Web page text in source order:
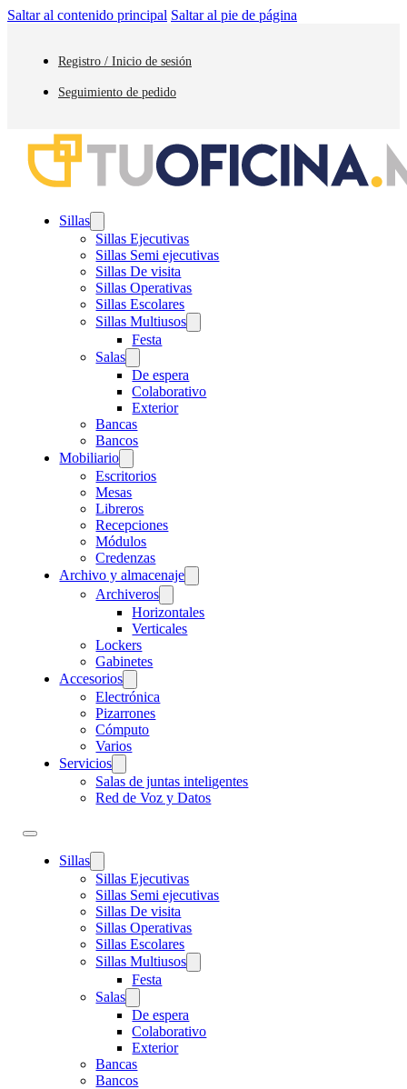
Saltar al contenido principal Saltar al pie de página
Registro / Inicio de sesión
Seguimiento de pedido
Sillas
Sillas Ejecutivas
Sillas Semi ejecutivas
Sillas De visita
Sillas Operativas
Sillas Escolares
Sillas Multiusos
Festa
Salas
De espera
Colaborativo
Exterior
Bancas
Bancos
Mobiliario
Escritorios
Mesas
Libreros
Recepciones
Módulos
Credenzas
Archivo y almacenaje
Archiveros
Horizontales
Verticales
Lockers
Gabinetes
Accesorios
Electrónica
Pizarrones
Cómputo
Varios
Servicios
Salas de juntas inteligentes
Red de Voz y Datos
Sillas
Sillas Ejecutivas
Sillas Semi ejecutivas
Sillas De visita
Sillas Operativas
Sillas Escolares
Sillas Multiusos
Festa
Salas
De espera
Colaborativo
Exterior
Bancas
Bancos